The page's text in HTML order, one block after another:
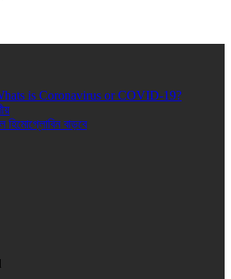
Whats is Coronavirus or COVID-19?
হিমোগ্লোবিন বাড়বে